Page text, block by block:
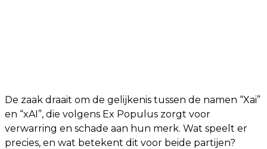
De zaak draait om de gelijkenis tussen de namen “Xai”
en “xAI”, die volgens Ex Populus zorgt voor
verwarring en schade aan hun merk. Wat speelt er
precies, en wat betekent dit voor beide partijen?